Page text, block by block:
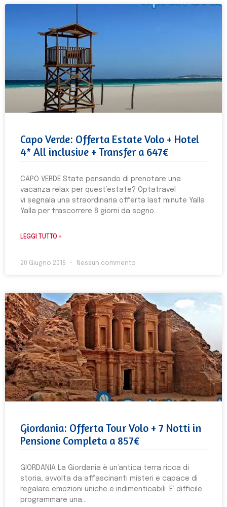
Capo Verde: Offerta Estate Volo + Hotel
4* All inclusive + Transfer a 647€
CAPO VERDE State pensando di prenotare una
vacanza relax per quest’estate? Optatravel
vi segnala una straordinaria offerta last minute Yalla
Yalla per trascorrere 8 giorni da sogno
LEGGI TUTTO »
20 Giugno 2016 Nessun commento
Giordania: Offerta Tour Volo + 7 Notti in
Pensione Completa a 857€
GIORDANIA La Giordania è un’antica terra ricca di
storia, avvolta da affascinanti misteri e capace di
regalare emozioni uniche e indimenticabili. E’ difficile
programmare una